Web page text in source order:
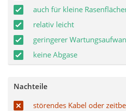
auch für kleine
relativ leicht
geringerer
keine Abgase
Nachteile
störendes Kabel oder